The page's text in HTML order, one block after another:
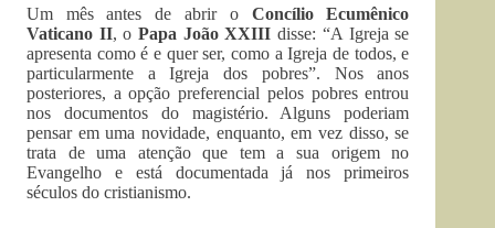
Um mês antes de abrir o Concílio Ecumênico
Vaticano II, oPapa João XXIII disse: “A Igreja se
apresenta como é e quer ser, como a Igreja de todos, e
particularmente a Igreja dos pobres”. Nos anos
posteriores, a opção preferencial pelos pobres entrou
nos documentos do magistério. Alguns poderiam
pensar em uma novidade, enquanto, em vez disso, se
trata de uma atenção que tem a sua origem no
Evangelho e está documentada já nos primeiros
séculos do cristianismo.